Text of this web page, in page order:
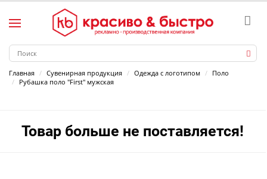
Главная Сувенирная продукция Одежда с логотипом
Поло
Рубашка поло "First" мужская
Товар больше не поставляется!